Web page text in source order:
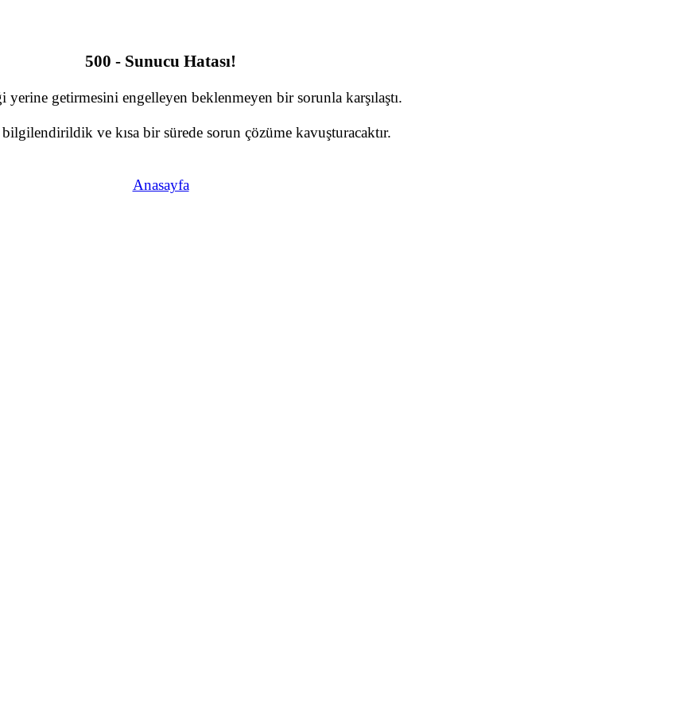
500 - Sunucu Hatası!
yerine getirmesini engelleyen beklenmeyen bir sorunla karşılaştı.
ve kısa bir sürede sorun çözüme kavuşturacaktır.
Anasayfa